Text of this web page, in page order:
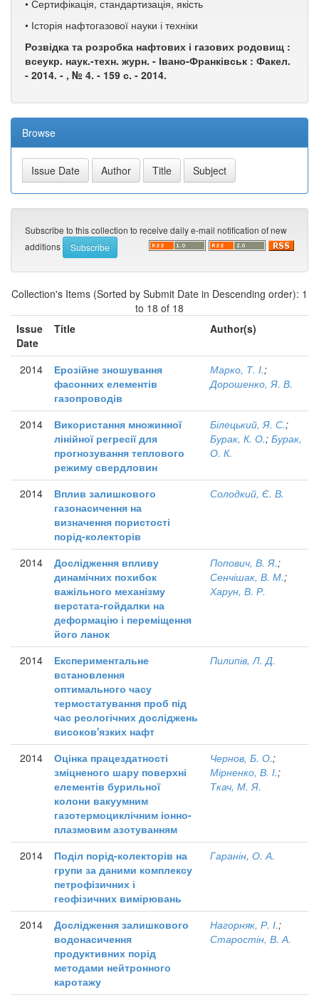
• Сертифікація, стандартизація, якість
• Історія нафтогазової науки і техніки
Розвідка та розробка нафтових і газових родовищ :
всеукр. наук.-техн. журн. - Івано-Франківськ : Факел.
- 2014. - , № 4. - 159 с. - 2014.
Browse
Subscribe to this collection to receive daily e-mail notification of new
additions
Collection's Items (Sorted by Submit Date in Descending order): 1
to 18 of 18
Issue
Date
Title Author(s)
2014
Ерозійне зношування
фасонних елементів
газопроводів
Марко, Т. І.;
Дорошенко, Я. В.
2014
Використання множинної
лінійної регресії для
прогнозування теплового
режиму свердловин
Білецький, Я. С.;
Бурак, К. О.; Бурак,
О. К.
2014
Вплив залишкового
газонасичення на
визначення пористості
порід-колекторів
Солодкий, Є. В.
2014
Дослідження впливу
динамічних похибок
важільного механізму
верстата-гойдалки на
деформацію і переміщення
його ланок
Попович, В. Я.;
Сенчішак, В. М.;
Харун, В. Р.
2014
Експериментальне
встановлення
оптимального часу
термостатування проб під
час реологічних досліджень
високов'язких нафт
Пилипів, Л. Д.
2014
Оцінка працездатності
зміцненого шару поверхні
елементів бурильної
колони вакуумним
газотермоциклічним іонно-
плазмовим азотуванням
Чернов, Б. О.;
Мірненко, В. І.;
Ткач, М. Я.
2014
Поділ порід-колекторів на
групи за даними комплексу
петрофізичних і
геофізичних вимірювань
Гаранін, О. А.
2014
Дослідження залишкового
водонасичення
продуктивних порід
методами нейтронного
каротажу
Нагорняк, Р. І.;
Старостін, В. А.